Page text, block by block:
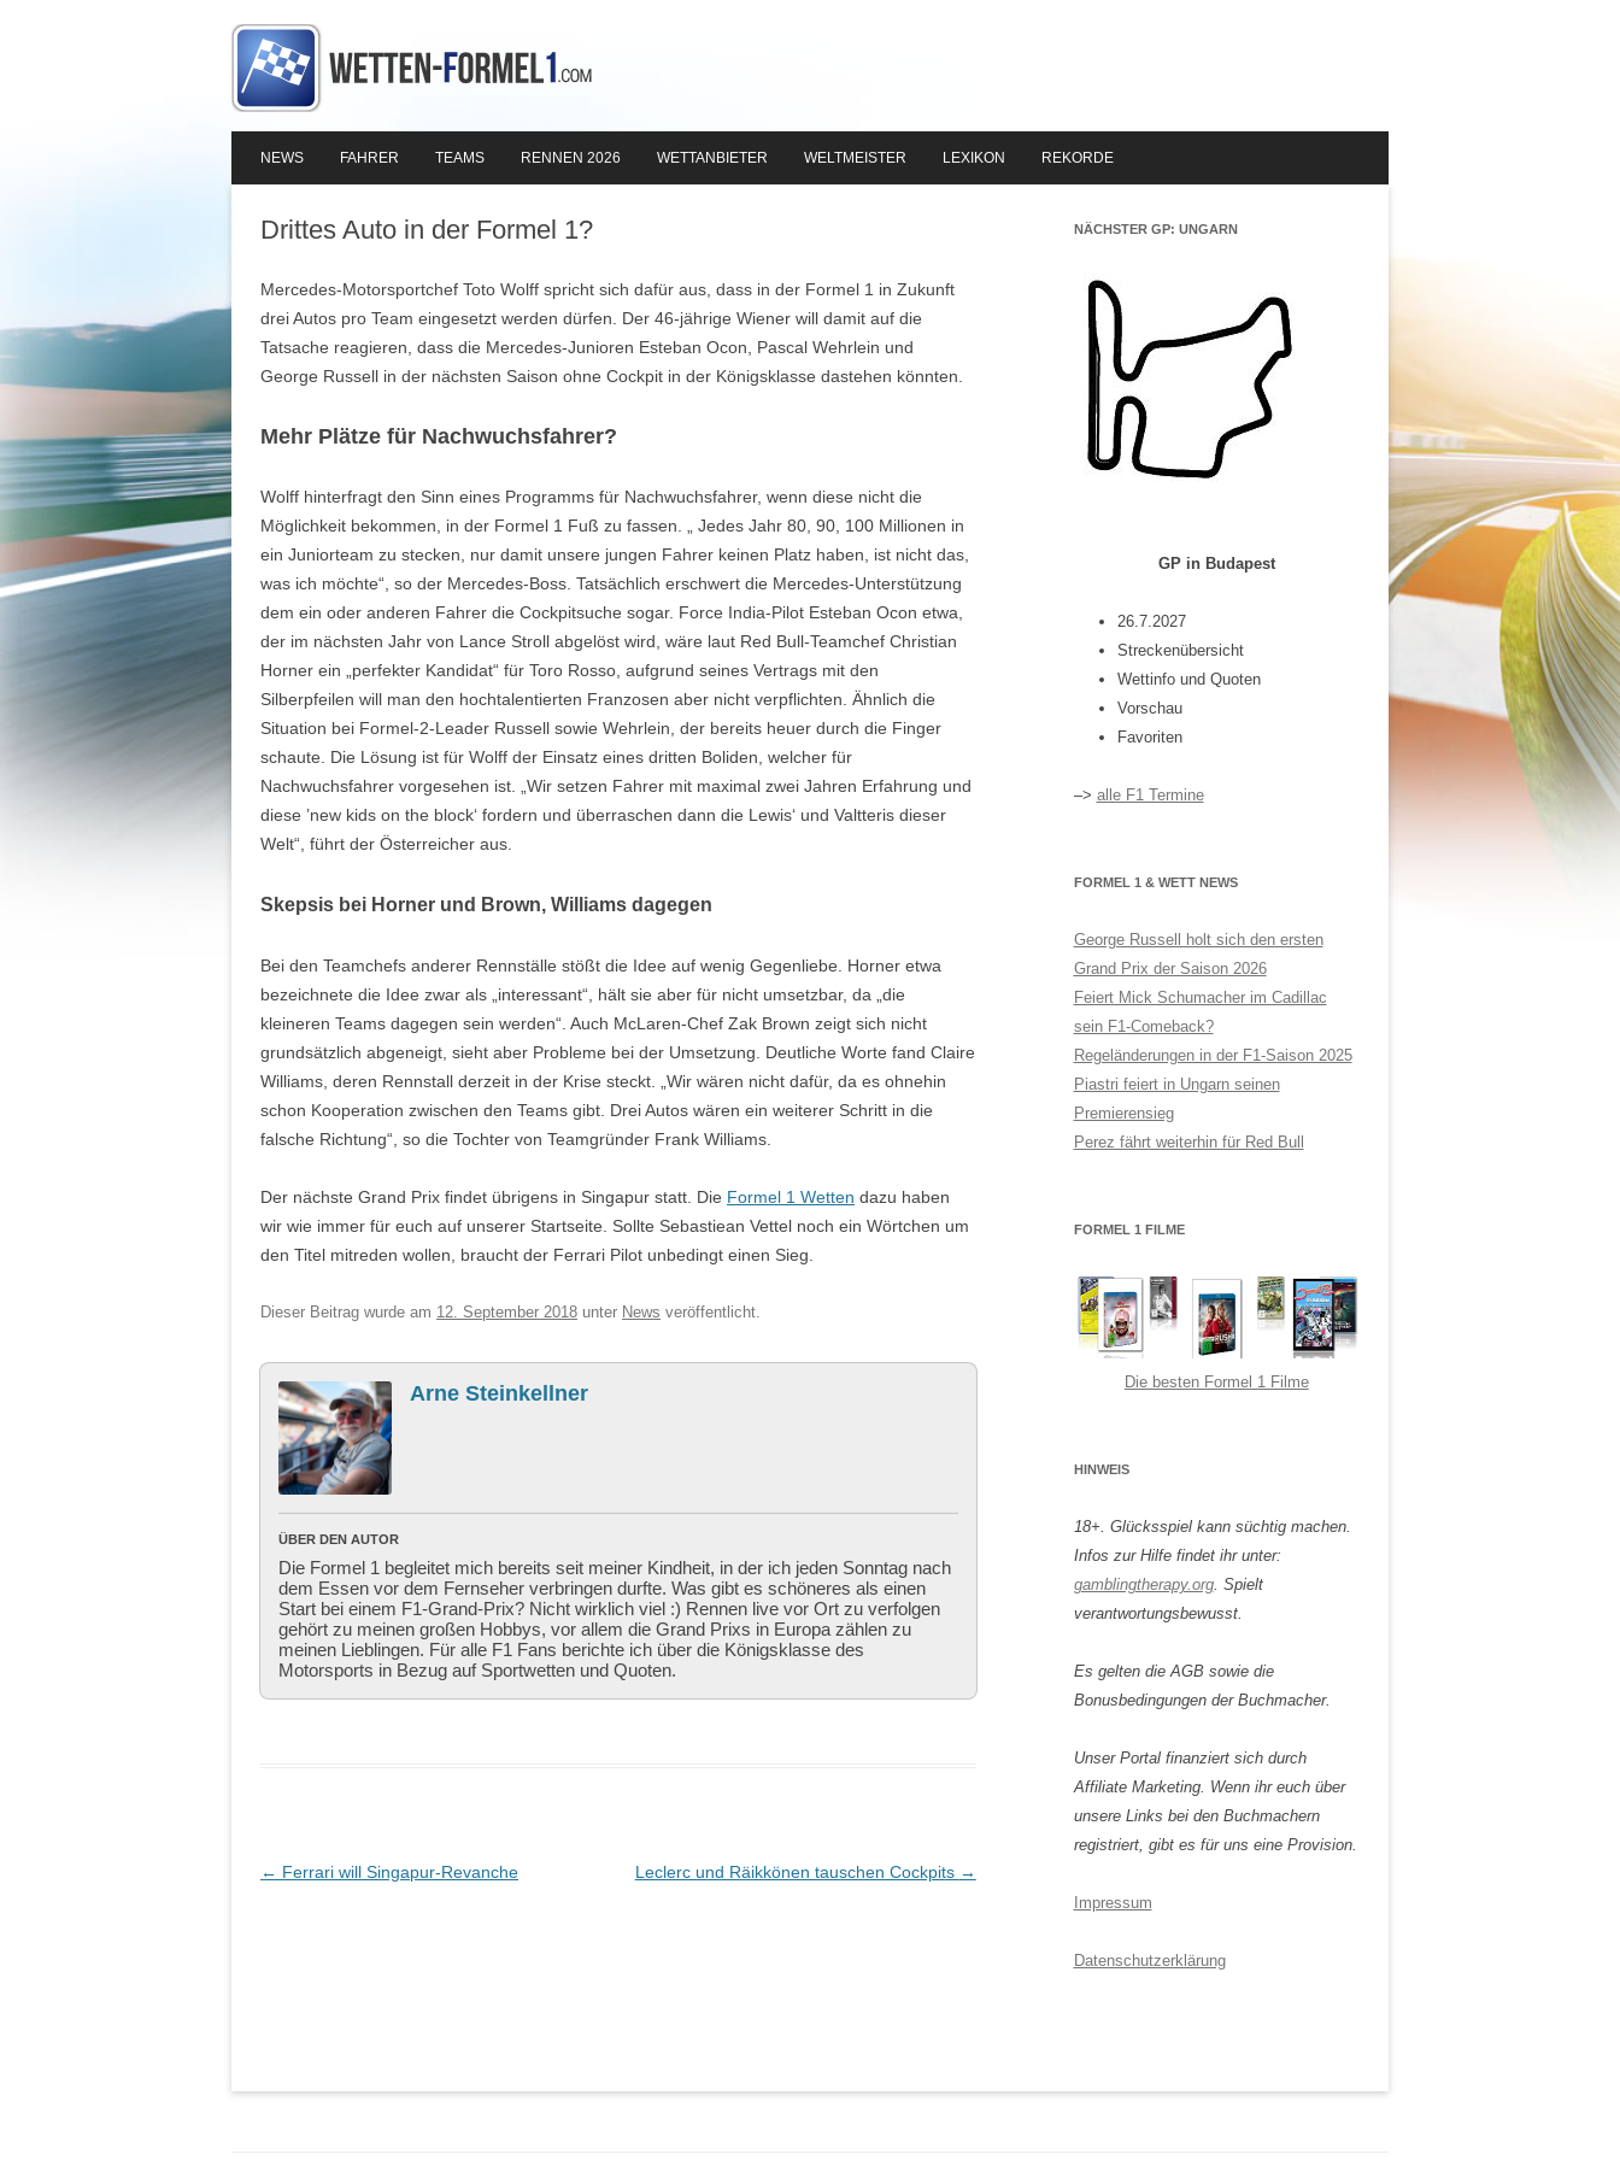
Inhalt
NEWS FAHRER TEAMS RENNEN 2026 WETTANBIETER WELTMEISTER LEXIKON REKORDE
Drittes Auto in der Formel 1?
Mercedes-Motorsportchef Toto Wolff spricht sich dafür aus, dass in der Formel 1 in Zukunft
drei Autos pro Team eingesetzt werden dürfen. Der 46-jährige Wiener will damit auf die
Tatsache reagieren, dass die Mercedes-Junioren Esteban Ocon, Pascal Wehrlein und
George Russell in der nächsten Saison ohne Cockpit in der Königsklasse dastehen könnten.
Mehr Plätze für Nachwuchsfahrer?
Wolff hinterfragt den Sinn eines Programms für Nachwuchsfahrer, wenn diese nicht die
Möglichkeit bekommen, in der Formel 1 Fuß zu fassen. „ Jedes Jahr 80, 90, 100 Millionen in
ein Juniorteam zu stecken, nur damit unsere jungen Fahrer keinen Platz haben, ist nicht das,
was ich möchte“, so der Mercedes-Boss. Tatsächlich erschwert die Mercedes-Unterstützung
dem ein oder anderen Fahrer die Cockpitsuche sogar. Force India-Pilot Esteban Ocon etwa,
der im nächsten Jahr von Lance Stroll abgelöst wird, wäre laut Red Bull-Teamchef Christian
Horner ein „perfekter Kandidat“ für Toro Rosso, aufgrund seines Vertrags mit den
Silberpfeilen will man den hochtalentierten Franzosen aber nicht verpflichten. Ähnlich die
Situation bei Formel-2-Leader Russell sowie Wehrlein, der bereits heuer durch die Finger
schaute. Die Lösung ist für Wolff der Einsatz eines dritten Boliden, welcher für
Nachwuchsfahrer vorgesehen ist. „Wir setzen Fahrer mit maximal zwei Jahren Erfahrung und
diese ’new kids on the block‘ fordern und überraschen dann die Lewis‘ und Valtteris dieser
Welt“, führt der Österreicher aus.
Skepsis bei Horner und Brown, Williams dagegen
Bei den Teamchefs anderer Rennställe stößt die Idee auf wenig Gegenliebe. Horner etwa
bezeichnete die Idee zwar als „interessant“, hält sie aber für nicht umsetzbar, da „die
kleineren Teams dagegen sein werden“. Auch McLaren-Chef Zak Brown zeigt sich nicht
grundsätzlich abgeneigt, sieht aber Probleme bei der Umsetzung. Deutliche Worte fand Claire
Williams, deren Rennstall derzeit in der Krise steckt. „Wir wären nicht dafür, da es ohnehin
schon Kooperation zwischen den Teams gibt. Drei Autos wären ein weiterer Schritt in die
falsche Richtung“, so die Tochter von Teamgründer Frank Williams.
Der nächste Grand Prix findet übrigens in Singapur statt. Die Formel 1 Wetten dazu haben
wir wie immer für euch auf unserer Startseite. Sollte Sebastiean Vettel noch ein Wörtchen um
den Titel mitreden wollen, braucht der Ferrari Pilot unbedingt einen Sieg.
Dieser Beitrag wurde am 12. September 2018 unter News veröffentlicht.
Arne Steinkellner
ÜBER DEN AUTOR
Die Formel 1 begleitet mich bereits seit meiner Kindheit, in der ich jeden Sonntag nach
dem Essen vor dem Fernseher verbringen durfte. Was gibt es schöneres als einen
Start bei einem F1-Grand-Prix? Nicht wirklich viel :) Rennen live vor Ort zu verfolgen
gehört zu meinen großen Hobbys, vor allem die Grand Prixs in Europa zählen zu
meinen Lieblingen. Für alle F1 Fans berichte ich über die Königsklasse des
Motorsports in Bezug auf Sportwetten und Quoten.
Beitragsnavigation
← Ferrari will Singapur-Revanche Leclerc und Räikkönen tauschen Cockpits →
NÄCHSTER GP: UNGARN
GP in Budapest
26.7.2027
Streckenübersicht
Wettinfo und Quoten
Vorschau
Favoriten
–> alle F1 Termine
FORMEL 1 & WETT NEWS
George Russell holt sich den ersten
Grand Prix der Saison 2026
Feiert Mick Schumacher im Cadillac
sein F1-Comeback?
Regeländerungen in der F1-Saison 2025
Piastri feiert in Ungarn seinen
Premierensieg
Perez fährt weiterhin für Red Bull
FORMEL 1 FILME
Die besten Formel 1 Filme
HINWEIS
18+. Glücksspiel kann süchtig machen.
Infos zur Hilfe findet ihr unter:
gamblingtherapy.org. Spielt
verantwortungsbewusst.
Es gelten die AGB sowie die
Bonusbedingungen der Buchmacher.
Unser Portal finanziert sich durch
Affiliate Marketing. Wenn ihr euch über
unsere Links bei den Buchmachern
registriert, gibt es für uns eine Provision.
Impressum
Datenschutzerklärung